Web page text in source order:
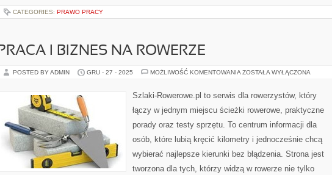
CATEGORIES: PRAWO PRACY
PRACA I BIZNES NA ROWERZE
POSTED BY ADMIN GRU - 27 - 2025 MOŻLIWOŚĆ KOMENTOWANIA PRACA
NA
ROWERZE
ZOSTAŁA WYŁĄCZONA
Szlaki-Rowerowe.pl to serwis dla rowerzystów, który
łączy w jednym miejscu ścieżki rowerowe, praktyczne
porady oraz testy sprzętu. To centrum informacji dla
osób, które lubią kręcić kilometry i jednocześnie chcą
wybierać najlepsze kierunki bez błądzenia. Strona jest
tworzona dla tych, którzy widzą w rowerze nie tylko